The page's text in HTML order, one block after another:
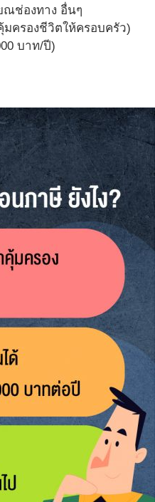
ณช่องทาง อื่นๆ
มครองชีวิตให้ครอบครัว)
บาท/ปี)